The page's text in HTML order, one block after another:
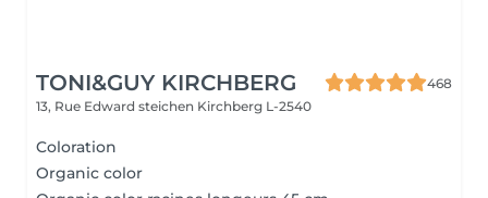
TONI&GUY KIRCHBERG
468
13, Rue Edward steichen Kirchberg L-2540
Coloration
Organic color